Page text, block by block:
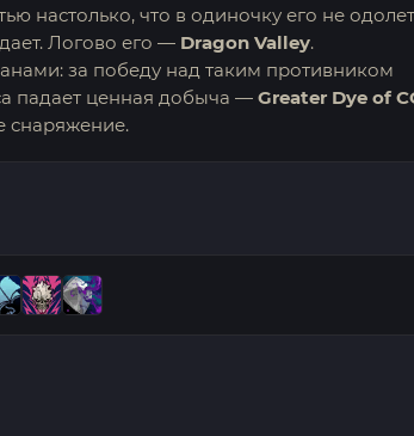
настолько, что в одиночку его не
Логово его — Dragon Valley.
за победу над таким противником
падает ценная добыча — Greater Dye of
снаряжение.